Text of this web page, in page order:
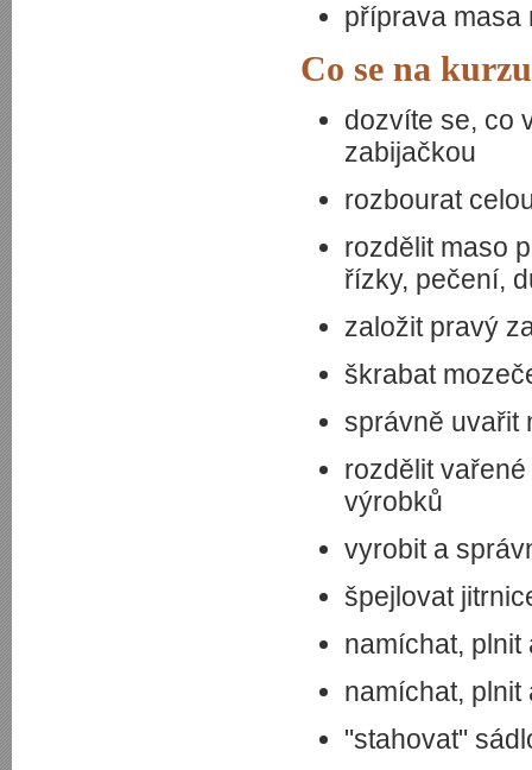
příprava
Co se na
dozvíte se, co
zabijačkou
rozbourat
rozdělit maso
řízky, pečení,
založit pravý
škrabat
správně uvařit
rozdělit
výrobků
vyrobit a
špejlovat
namíchat, plnit
namíchat, plnit
"stahovat"